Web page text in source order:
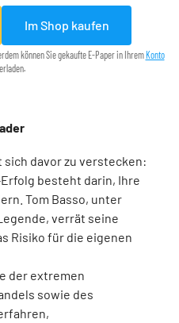
Im Shop kaufen
können Sie gekaufte E-Paper in Ihrem Konto
sich davor zu verstecken:
besteht darin, Ihre
Tom Basso, unter
verrät seine
Risiko für die eigenen
der extremen
sowie des